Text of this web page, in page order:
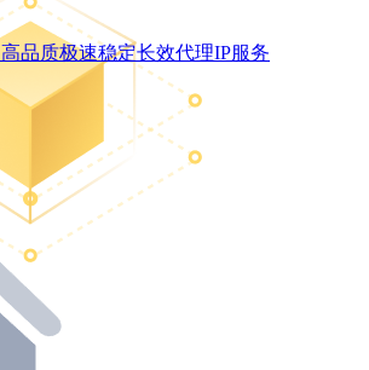
高品质极速稳定长效代理IP服务